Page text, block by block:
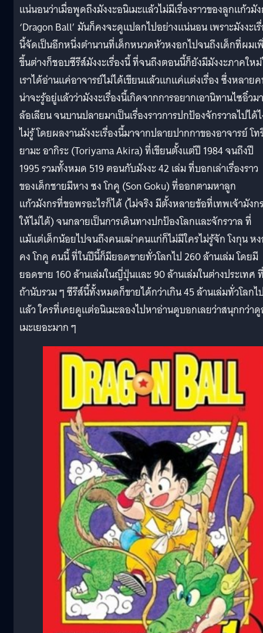
แน่นอนว่าเมื่อพูดถึงมังงะอนิเมะแล้วไม่มีเรื่องราวของลูกแก้วมั
‘Dragon Ball’ มันก็คงจะดูแปลกไปอย่างแน่นอน เพราะมังงะเ
นี้จัดเป็นอีกหนึ่งตำนานที่เด็กหนวดหัวหงอกไปจนถึงเด็กที่ผมเ
ขึ้นต่างก็ชอบซีรีส์มังงะเรื่องนี้ ที่จนถึงตอนนี้ก็ยังมีมังงะภาคให
เราได้อ่านแค่อาจารย์ไม่ได้เขียนแล้วแกแค่แต่งเรื่อง ซึ่งหลาย
น่าจะรู้อยู่แล้วว่ามังงะเรื่องนี้เกิดจากการอยากเอานิทานไซอิ๋วมา
ล้อเลียน จนบานปลายมาเป็นเรื่องราวการปกป้องจักรวาลไปได้
ไม่รู้ โดยผลงานมังงะเรื่องนี้มาจากปลายปากกาของอาจารย์ โท
ยามะ อากิระ (Toriyama Akira) ที่เขียนตั้งแต่ปี 1984 จนถึงปี
1995 รวมทั้งหมด 519 ตอนกับมังงะ 42 เล่ม ที่บอกเล่าเรื่องราว
ของเด็กชายมีหาง ซง โกคู (Son Goku) ที่ออกตามหาลูก
แก้วมังกรที่ขอพรอะไรก็ได้ (ไม่จริง มีตั้งหลายข้อที่เทพเจ้ามังก
ให้ไม่ได้) จนกลายเป็นการเดินทางปกป้องโลกและจักรวาล ที่
แม้แต่เด็กน้อยไปจนถึงคนเฒ่าคนแก่ก็ไม่มีใครไม่รู้จัก โงกุน ห
คง โกคู คนนี้ ที่ในปีนี้ก็มียอดขายทั่วโลกไป 260 ล้านเล่ม โดยมี
ยอดขาย 160 ล้านเล่มในญี่ปุ่นและ 90 ล้านเล่มในต่างประเทศ
ถ้านับรวม ๆ ซีรีส์นี้ทั้งหมดก็ขายได้กว่าเกิน 45 ล้านเล่มทั่วโลกไ
แล้ว ใครที่เคยดูแต่อนิเมะลองไปหาอ่านดูบอกเลยว่าสนุกกว่า
เมะเยอะมาก ๆ